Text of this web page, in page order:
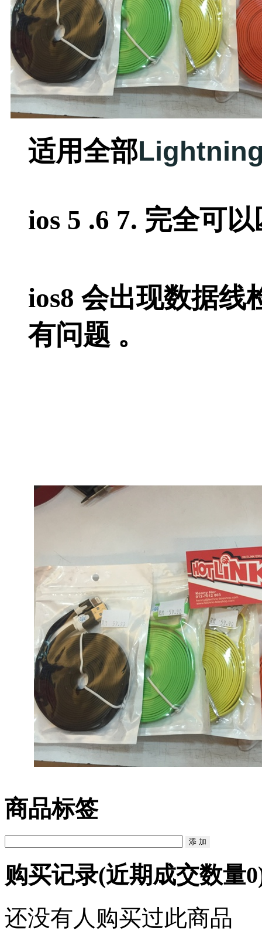
适用全部
ios 5 .6 7. 完全可
ios8 会出现数据线
有问题 。
商品标签
购买记录(近期成交数量0
还没有人购买过此商品